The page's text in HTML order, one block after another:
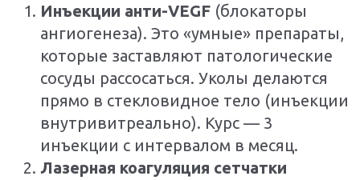
Инъекции анти-VEGF (блокаторы
ангиогенеза). Это «умные» препараты,
которые заставляют патологические
сосуды рассосаться. Уколы делаются
прямо в стекловидное тело (инъекции
внутривитреально). Курс — 3
инъекции с интервалом в месяц.
Лазерная коагуляция сетчатки